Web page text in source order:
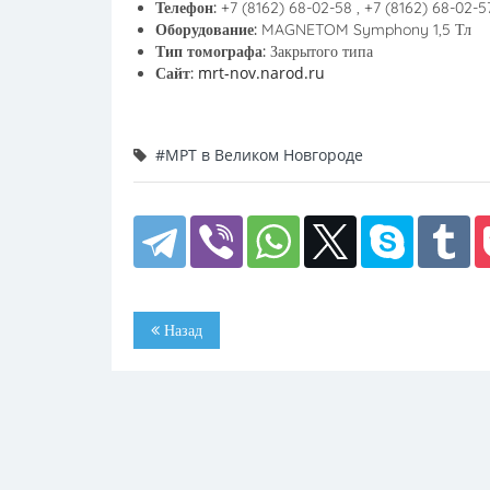
Телефон: +7 (8162) 68-02-58 , +7 (8162) 68-02-
Оборудование: MAGNETOM Symphony 1,5 Тл
Тип томографа: Закрытого типа
Сайт: mrt-nov.narod.ru
#МРТ в Великом Новгороде
Назад